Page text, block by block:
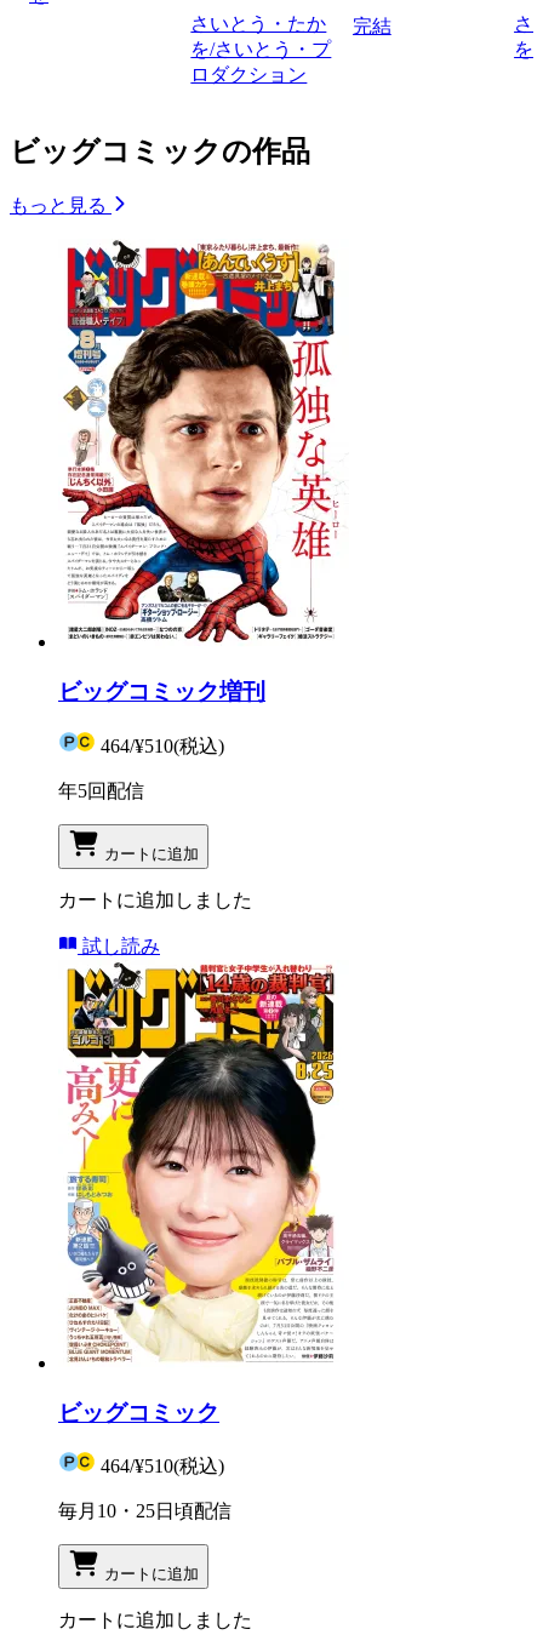
さいとう・たか
を/さいとう・プ
ロダクション
完結
さ
を
ビッグコミックの作品
もっと見る
ビッグコミック増刊
464/¥510(税込)
年5回配信
カートに追加
カートに追加しました
試し読み
ビッグコミック
464/¥510(税込)
毎月10・25日頃配信
カートに追加
カートに追加しました